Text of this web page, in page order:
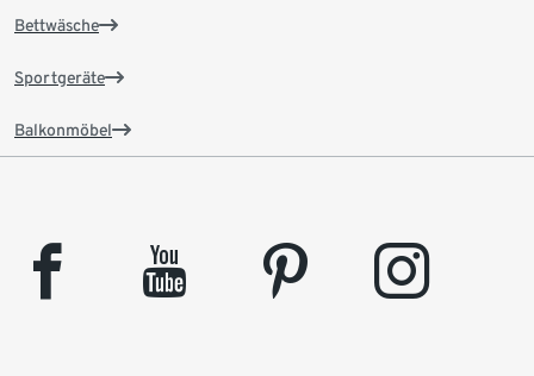
Bettwäsche
Sportgeräte
Balkonmöbel
facebook youtube pinterest instagram